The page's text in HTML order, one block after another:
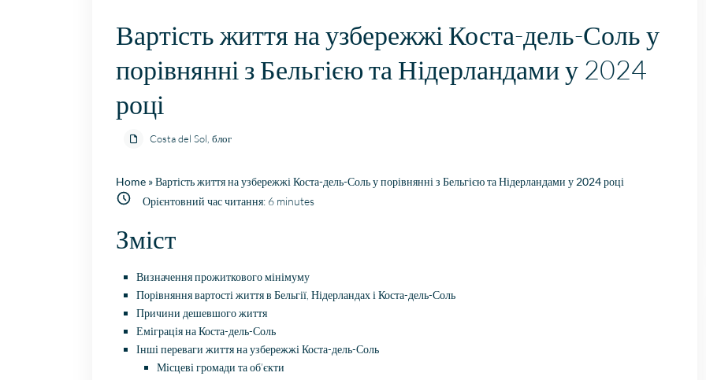
Вартість життя на узбережжі Коста-дель-Соль у
порівнянні з Бельгією та Нідерландами у 2024
році
Costa del Sol блог
Home »Вартість життя на узбережжі Коста-дель-Соль у порівнянні з Бельгією та Нідерландами у 2024 році
Орієнтовний час читання: 6 minutes
Зміст
Визначення прожиткового мінімуму
Порівняння вартості життя в Бельгії, Нідерландах і Коста-дель-Соль
Причини дешевшого життя
Еміграція на Коста-дель-Соль
Інші переваги життя на узбережжі Коста-дель-Соль
Місцеві громади та об’єкти
Fantastische service en
Stijn, mijn28 April